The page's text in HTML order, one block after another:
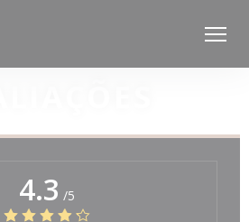
de Cookies
4.3 /5